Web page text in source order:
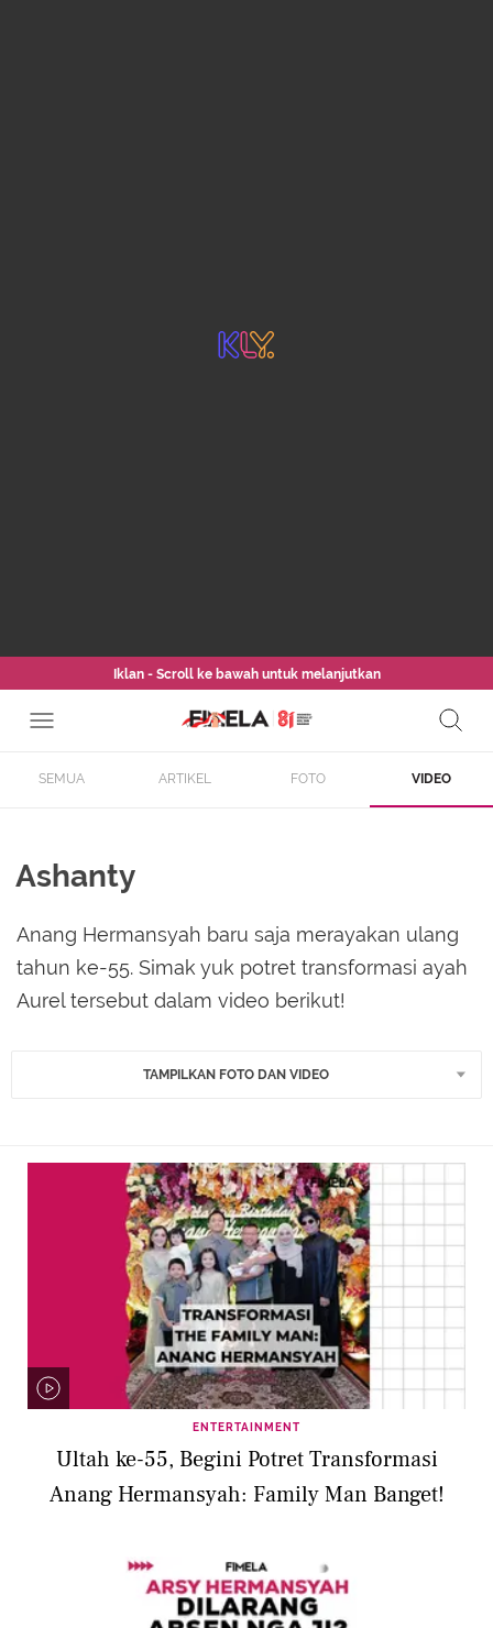
Iklan - Scroll ke bawah untuk melanjutkan
SEMUA ARTIKEL FOTO VIDEO
Ashanty
Anang Hermansyah baru saja merayakan ulang
tahun ke-55. Simak yuk potret transformasi ayah
Aurel tersebut dalam video berikut!
TAMPILKAN FOTO DAN VIDEO
ENTERTAINMENT
Ultah ke-55, Begini Potret Transformasi
Anang Hermansyah: Family Man Banget!